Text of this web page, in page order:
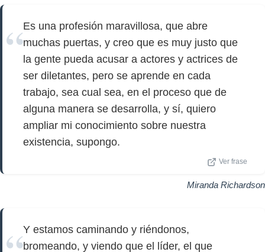
Es una profesión maravillosa, que abre
muchas puertas, y creo que es muy justo que
la gente pueda acusar a actores y actrices de
ser diletantes, pero se aprende en cada
trabajo, sea cual sea, en el proceso que de
alguna manera se desarrolla, y sí, quiero
ampliar mi conocimiento sobre nuestra
existencia, supongo.
Ver frase
Miranda Richardson
Y estamos caminando y riéndonos,
bromeando, y viendo que el líder, el que